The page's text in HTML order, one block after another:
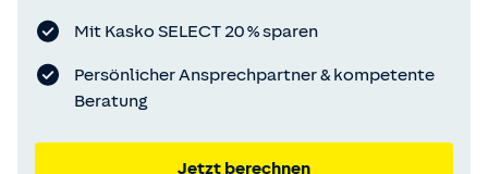
Mit Kasko SELECT 20 % sparen
Persönlicher Ansprechpartner & kompetente
Beratung
Jetzt berechnen